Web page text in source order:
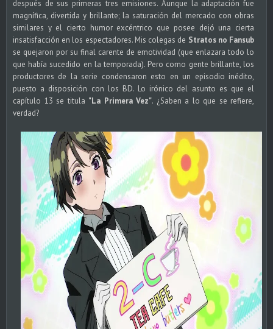
después de sus primeras tres emisiones. Aunque la adaptación fue
magnífica, divertida y brillante; la saturación del mercado con obras
similares y el cierto humor excéntrico que posee dejó una cierta
insatisfacción en los espectadores. Mis colegas de Stratos no Fansub
se quejaron por su final carente de emotividad (que enlazara todo lo
que había sucedido en la temporada). Pero como gente brillante, los
productores de la serie condensaron esto en un episodio inédito,
puesto a disposición con los BD. Lo irónico del asunto es que el
capítulo 13 se titula "La Primera Vez". ¿Saben a lo que se refiere,
verdad?